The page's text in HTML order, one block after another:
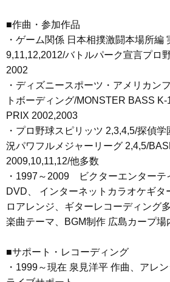
■作曲・参加作品
・ゲーム関係 日本相撲激闘本場所編
9,11,12,2012/バトルパーク宣言プロ
2002
・ディズニースポーツ・アメリカン
トボーディング/MONSTER BASS
PRIX 2002,2003
・プロ野球スピリッツ 2,3,4,5/探偵
況パワフルメジャーリーグ 2,4,5/
2009,10,11,12/他多数
・1997～2009 ビクターエンター
DVD、 インターネットカラオケギタ
ロアレンジ、ギターレコーディング
楽曲テーマ、BGM制作 広島カープ場
■サポート・レコーディング
・1999～現在 泉見洋平 作曲、アレ